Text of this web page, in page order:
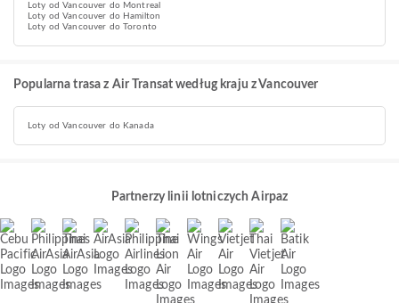
Loty od Vancouver do Montreal
Loty od Vancouver do Hamilton
Loty od Vancouver do Toronto
Popularna trasa z Air Transat według kraju z Vancouver
Loty od Vancouver do Kanada
Partnerzy linii lotniczych Airpaz